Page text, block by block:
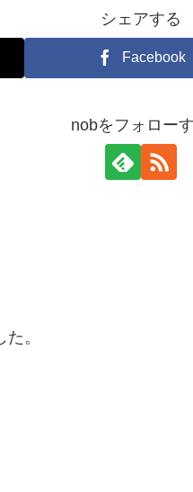
シェアする
Facebook
nobをフォロー
。